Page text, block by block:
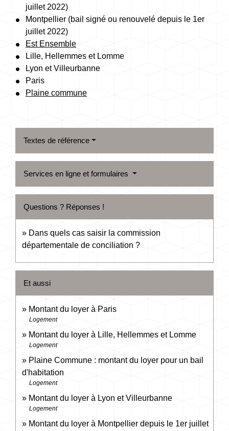
juillet 2022)
Montpellier (bail signé ou renouvelé depuis le 1er
juillet 2022)
Est Ensemble
Lille, Hellemmes et Lomme
Lyon et Villeurbanne
Paris
Plaine commune
Textes de référence
Services en ligne et formulaires
Questions ? Réponses !
Dans quels cas saisir la commission
départementale de conciliation ?
Et aussi
Montant du loyer à Paris
Logement
Montant du loyer à Lille, Hellemmes et Lomme
Logement
Plaine Commune : montant du loyer pour un bail
d'habitation
Logement
Montant du loyer à Lyon et Villeurbanne
Logement
Montant du loyer à Montpellier depuis le 1er juillet